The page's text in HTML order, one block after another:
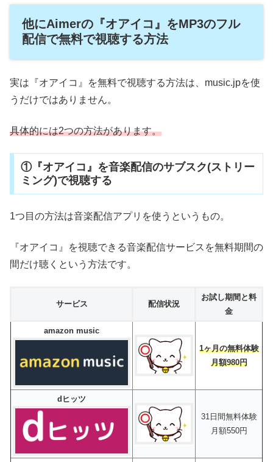
他にAimerの『オアイコ』をMP3のフル
配信で無料で視聴する方法
実は『オアイコ』を無料で視聴する方法は、music.jpを使
うだけではありません。
具体的には2つの方法があります。
①『オアイコ』を音楽配信のサブスク(ストリー
ミング)で視聴する
1つ目の方法は音楽配信アプリを使うというもの。
『オアイコ』を視聴できる音楽配信サービスを無料期間の
間だけ聴くという方法です。
サービス 配信状況
お試し期間と料
金
amazon music
1ヶ月の無料体験
月額980円
dヒッツ
31日間無料体験
月額550円